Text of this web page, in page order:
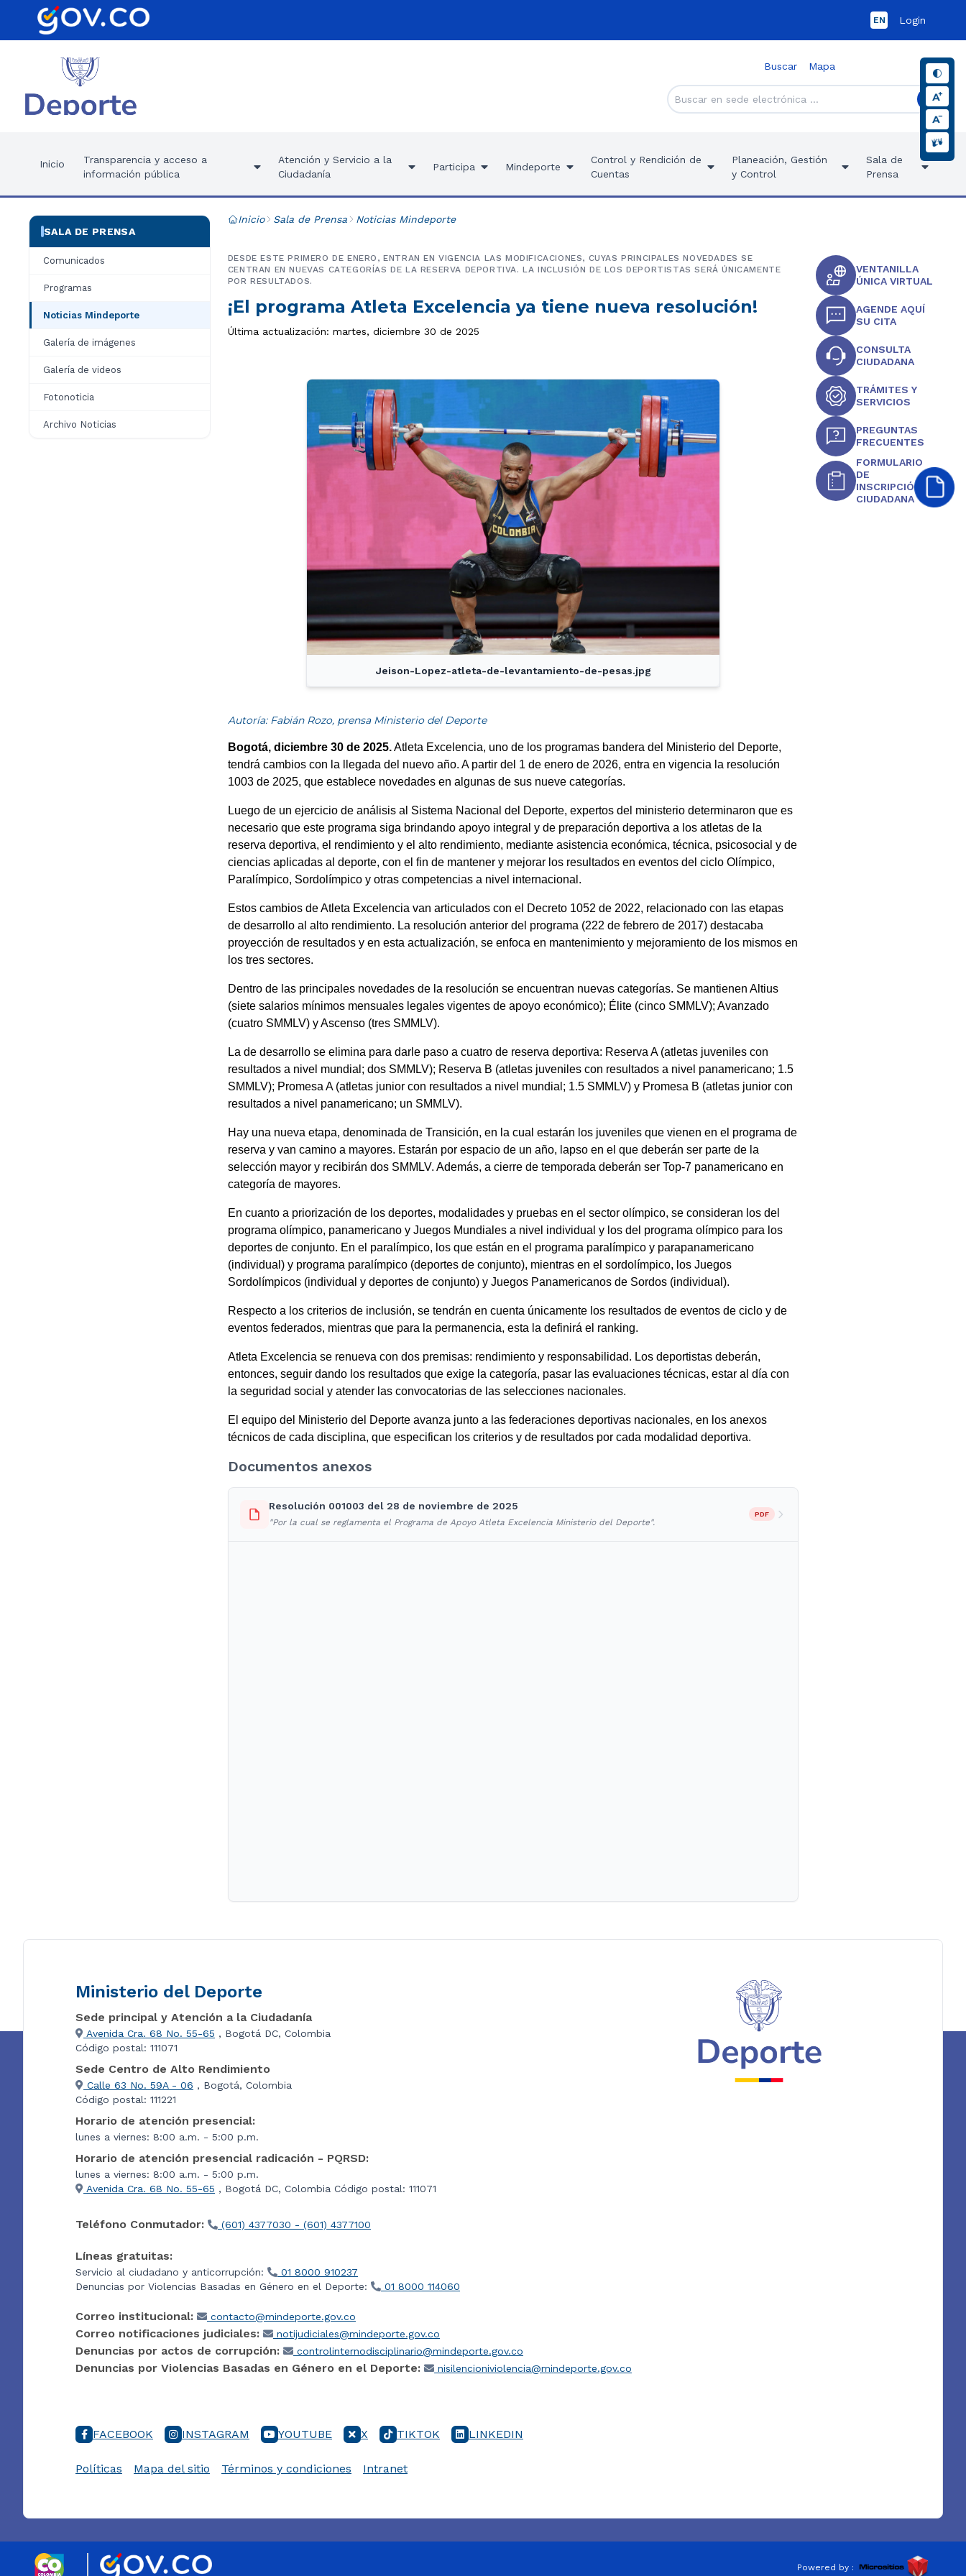
EN Login
Buscar Mapa
Inicio
Transparencia y acceso a
información pública
Atención y Servicio a la
Ciudadanía
Participa Mindeporte
Control y Rendición de
Cuentas
Planeación, Gestión
y Control
Sala de
Prensa
SALA DE PRENSA
Comunicados
Programas
Noticias Mindeporte
Galería de imágenes
Galería de videos
Fotonoticia
Archivo Noticias
Inicio Sala de Prensa Noticias Mindeporte
¡El programa Atleta Excelencia ya tiene nueva resolución!
DESDE ESTE PRIMERO DE ENERO, ENTRAN EN VIGENCIA LAS MODIFICACIONES, CUYAS PRINCIPALES NOVEDADES SE
CENTRAN EN NUEVAS CATEGORÍAS DE LA RESERVA DEPORTIVA. LA INCLUSIÓN DE LOS DEPORTISTAS SERÁ ÚNICAMENTE
POR RESULTADOS.
Última actualización: martes, diciembre 30 de 2025
Jeison-Lopez-atleta-de-levantamiento-de-pesas.jpg
Autoría: Fabián Rozo, prensa Ministerio del Deporte
Bogotá, diciembre 30 de 2025.Atleta Excelencia, uno de los programas bandera del Ministerio del Deporte,
tendrá cambios con la llegada del nuevo año. A partir del 1 de enero de 2026, entra en vigencia la resolución
1003 de 2025, que establece novedades en algunas de sus nueve categorías.
Luego de un ejercicio de análisis al Sistema Nacional del Deporte, expertos del ministerio determinaron que es
necesario que este programa siga brindando apoyo integral y de preparación deportiva a los atletas de la
reserva deportiva, el rendimiento y el alto rendimiento, mediante asistencia económica, técnica, psicosocial y de
ciencias aplicadas al deporte, con el fin de mantener y mejorar los resultados en eventos del ciclo Olímpico,
Paralímpico, Sordolímpico y otras competencias a nivel internacional.
Estos cambios de Atleta Excelencia van articulados con el Decreto 1052 de 2022, relacionado con las etapas
de desarrollo al alto rendimiento. La resolución anterior del programa (222 de febrero de 2017) destacaba
proyección de resultados y en esta actualización, se enfoca en mantenimiento y mejoramiento de los mismos en
los tres sectores.
Dentro de las principales novedades de la resolución se encuentran nuevas categorías. Se mantienen Altius
(siete salarios mínimos mensuales legales vigentes de apoyo económico); Élite (cinco SMMLV); Avanzado
(cuatro SMMLV) y Ascenso (tres SMMLV).
La de desarrollo se elimina para darle paso a cuatro de reserva deportiva: Reserva A (atletas juveniles con
resultados a nivel mundial; dos SMMLV); Reserva B (atletas juveniles con resultados a nivel panamericano; 1.5
SMMLV); Promesa A (atletas junior con resultados a nivel mundial; 1.5 SMMLV) y Promesa B (atletas junior con
resultados a nivel panamericano; un SMMLV).
Hay una nueva etapa, denominada de Transición, en la cual estarán los juveniles que vienen en el programa de
reserva y van camino a mayores. Estarán por espacio de un año, lapso en el que deberán ser parte de la
selección mayor y recibirán dos SMMLV. Además, a cierre de temporada deberán ser Top-7 panamericano en
categoría de mayores.
En cuanto a priorización de los deportes, modalidades y pruebas en el sector olímpico, se consideran los del
programa olímpico, panamericano y Juegos Mundiales a nivel individual y los del programa olímpico para los
deportes de conjunto. En el paralímpico, los que están en el programa paralímpico y parapanamericano
(individual) y programa paralímpico (deportes de conjunto), mientras en el sordolímpico, los Juegos
Sordolímpicos (individual y deportes de conjunto) y Juegos Panamericanos de Sordos (individual).
Respecto a los criterios de inclusión, se tendrán en cuenta únicamente los resultados de eventos de ciclo y de
eventos federados, mientras que para la permanencia, esta la definirá el ranking.
Atleta Excelencia se renueva con dos premisas: rendimiento y responsabilidad. Los deportistas deberán,
entonces, seguir dando los resultados que exige la categoría, pasar las evaluaciones técnicas, estar al día con
la seguridad social y atender las convocatorias de las selecciones nacionales.
El equipo del Ministerio del Deporte avanza junto a las federaciones deportivas nacionales, en los anexos
técnicos de cada disciplina, que especifican los criterios y de resultados por cada modalidad deportiva.
Documentos anexos
Resolución 001003 del 28 de noviembre de 2025
"Por la cual se reglamenta el Programa de Apoyo Atleta Excelencia Ministerio del Deporte".
PDF
VENTANILLA
ÚNICA VIRTUAL
AGENDE AQUÍ
SU CITA
CONSULTA
CIUDADANA
TRÁMITES Y
SERVICIOS
PREGUNTAS
FRECUENTES
FORMULARIO
DE
INSCRIPCIÓN
CIUDADANA
Ministerio del Deporte
Sede principal y Atención a la Ciudadanía
Avenida Cra. 68 No. 55-65 , Bogotá DC, Colombia
Código postal: 111071
Sede Centro de Alto Rendimiento
Calle 63 No. 59A - 06 , Bogotá, Colombia
Código postal: 111221
Horario de atención presencial:
lunes a viernes: 8:00 a.m. - 5:00 p.m.
Horario de atención presencial radicación - PQRSD:
lunes a viernes: 8:00 a.m. - 5:00 p.m.
Avenida Cra. 68 No. 55-65 , Bogotá DC, Colombia Código postal: 111071
Teléfono Conmutador: (601) 4377030 - (601) 4377100
Líneas gratuitas:
Servicio al ciudadano y anticorrupción:
01 8000 910237
Denuncias por Violencias Basadas en Género en el Deporte:
01 8000 114060
Correo institucional: contacto@mindeporte.gov.co
Correo notificaciones judiciales: notijudiciales@mindeporte.gov.co
Denuncias por actos de corrupción: controlinternodisciplinario@mindeporte.gov.co
Denuncias por Violencias Basadas en Género en el Deporte: nisilencioniviolencia@mindeporte.gov.co
FACEBOOK INSTAGRAM YOUTUBE X TIKTOK LINKEDIN
Políticas Mapa del sitio Términos y condiciones Intranet
Powered by :